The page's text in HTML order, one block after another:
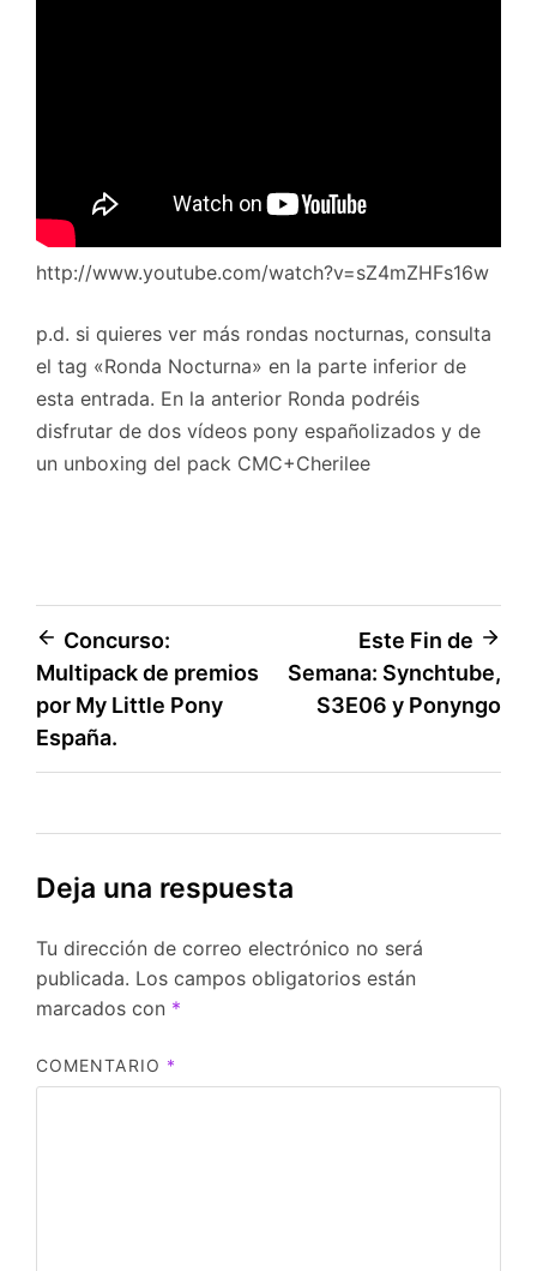
http://www.youtube.com/watch?v=sZ4mZHFs16w
p.d. si quieres ver más rondas nocturnas, consulta
el tag «Ronda Nocturna» en la parte inferior de
esta entrada. En la anterior Ronda podréis
disfrutar de dos vídeos pony españolizados y de
un unboxing del pack CMC+Cherilee
Navegación
de
entradas
Concurso:
Multipack de premios
por My Little Pony
España.
Este Fin de
Semana: Synchtube,
S3E06 y Ponyngo
Deja una respuesta
Tu dirección de correo electrónico no será
publicada. Los campos obligatorios están
marcados con *
COMENTARIO *